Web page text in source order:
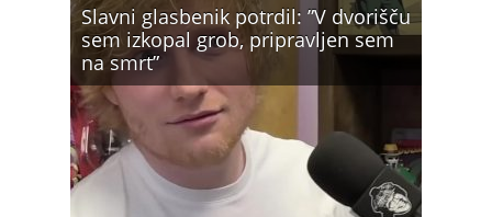
Slavni glasbenik potrdil: ”V dvorišču
sem izkopal grob, pripravljen sem
na smrt”